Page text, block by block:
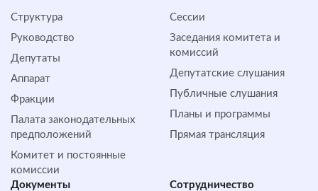
Структура
Руководство
Депутаты
Аппарат
Фракции
Палата законодательных
предположений
Комитет и постоянные
комиссии
Сессии
Заседания комитета и
комиссий
Депутатские слушания
Публичные слушания
Планы и программы
Прямая трансляция
Документы Сотрудничество